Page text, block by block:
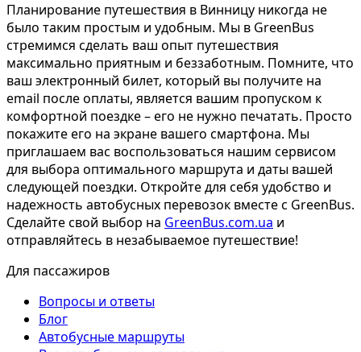
Планирование путешествия в Винницу никогда не
было таким простым и удобным. Мы в GreenBus
стремимся сделать ваш опыт путешествия
максимально приятным и беззаботным. Помните, что
ваш электронный билет, который вы получите на
email после оплаты, является вашим пропуском к
комфортной поездке – его не нужно печатать. Просто
покажите его на экране вашего смартфона. Мы
приглашаем вас воспользоваться нашим сервисом
для выбора оптимального маршрута и даты вашей
следующей поездки. Откройте для себя удобство и
надежность автобусных перевозок вместе с GreenBus.
Сделайте свой выбор на GreenBus.com.ua и
отправляйтесь в незабываемое путешествие!
Для пассажиров
Вопросы и ответы
Блог
Автобусные маршруты